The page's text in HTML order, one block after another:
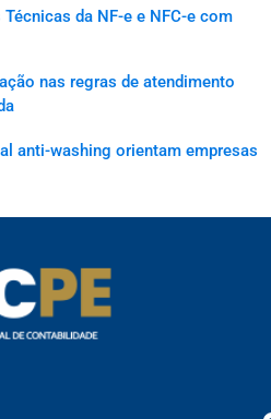
da NF-e e NFC-e com
nas regras de atendimento
anti-washing orientam empresas